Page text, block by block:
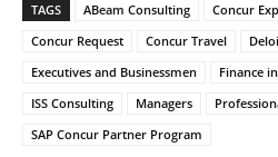
TAGS ABeam Consulting Concur
Concur Request
Concur Travel
Executives and Businessmen
Finance
ISS Consulting
Managers
SAP Concur Partner Program